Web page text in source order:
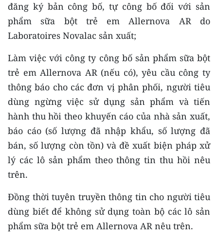
Trung du và miền núi phía Bắc
Đồng bằng sông Hồng
Bắc Trung Bộ
Duyên hải Nam Trung Bộ và Tây
Nguyên
Đông Nam Bộ
Đồng bằng sông Cửu Long
Chuyên trang Hà Nội
Chuyên trang TP. Hồ Chí Minh
CHUYÊN ĐỀ
CÁC CHUYÊN TRANG
đăng ký bản công bố, tự công bố đối với sản
phẩm sữa bột trẻ em Allernova AR do
Laboratoires Novalac sản xuất;
Làm việc với công ty công bố sản phẩm sữa bột
trẻ em Allernova AR (nếu có), yêu cầu công ty
thông báo cho các đơn vị phân phối, người tiêu
dùng ngừng việc sử dụng sản phẩm và tiến
hành thu hồi theo khuyến cáo của nhà sản xuất,
báo cáo (số lượng đã nhập khẩu, số lượng đã
bán, số lượng còn tồn) và đề xuất biện pháp xử
lý các lô sản phẩm theo thông tin thu hồi nêu
trên.
Đồng thời tuyên truyền thông tin cho người tiêu
dùng biết để không sử dụng toàn bộ các lô sản
phẩm sữa bột trẻ em Allernova AR nêu trên.